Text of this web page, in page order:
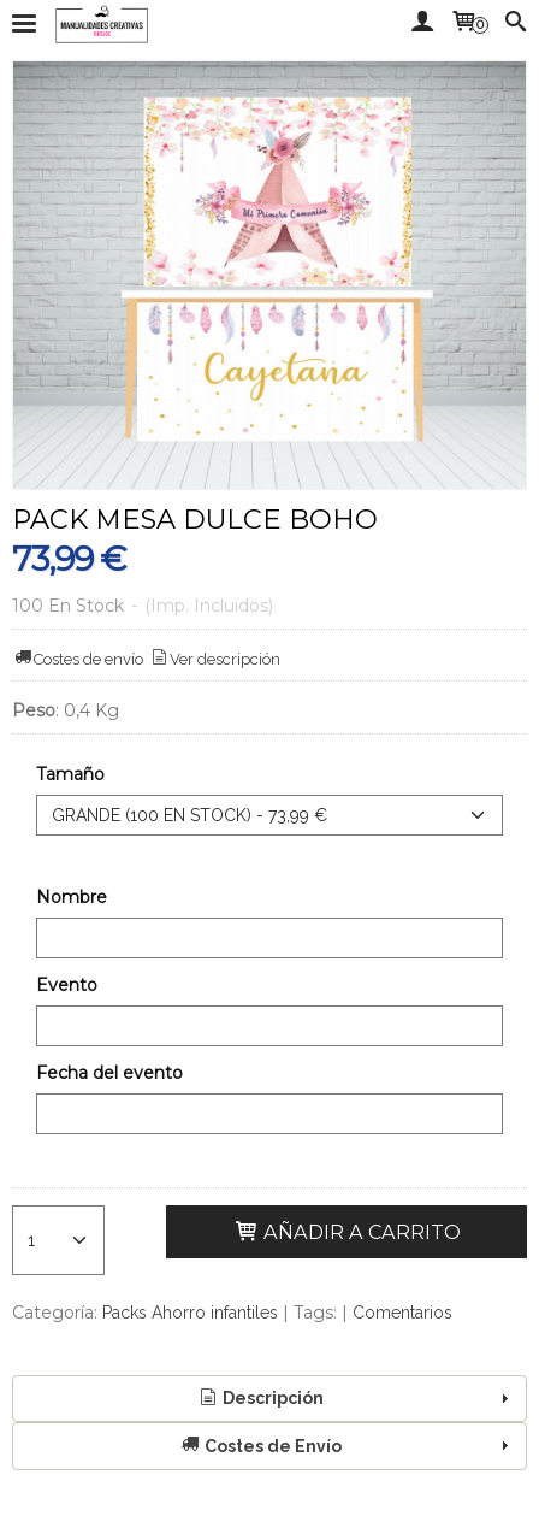
0
PACK MESA DULCE BOHO
73,99 €
100 En Stock - (Imp. Incluidos)
Costes de envío Ver descripción
Peso: 0,4 Kg
Tamaño
Nombre
Evento
Fecha del evento
AÑADIR A CARRITO
Categoría: Packs Ahorro infantiles | Tags: | Comentarios
Descripción
Costes de Envío